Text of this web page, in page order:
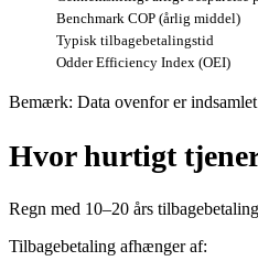
Benchmark COP (årlig middel)
Typisk tilbagebetalingstid
Odder Efficiency Index (OEI)
Bemærk: Data ovenfor er
Hvor hurtigt
Regn med 10–20 års
Tilbagebetaling afhænger af: